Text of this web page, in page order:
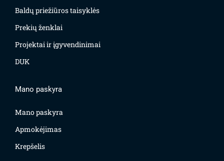
Baldų priežiūros taisyklės
Prekių ženklai
Projektai ir įgyvendinimai
DUK
Mano paskyra
Mano paskyra
Apmokėjimas
Krepšelis